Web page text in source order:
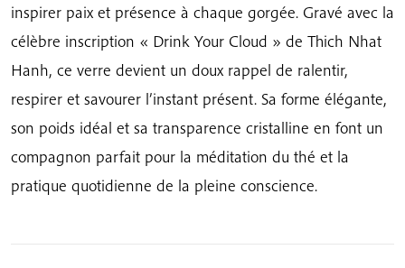
–
Accessoire
idéal
pour
votre
rituel
de
inspirer paix et présence à chaque gorgée. Gravé avec la
célèbre inscription « Drink Your Cloud » de Thich Nhat
Hanh, ce verre devient un doux rappel de ralentir,
respirer et savourer l’instant présent. Sa forme élégante,
son poids idéal et sa transparence cristalline en font un
compagnon parfait pour la méditation du thé et la
pratique quotidienne de la pleine conscience.